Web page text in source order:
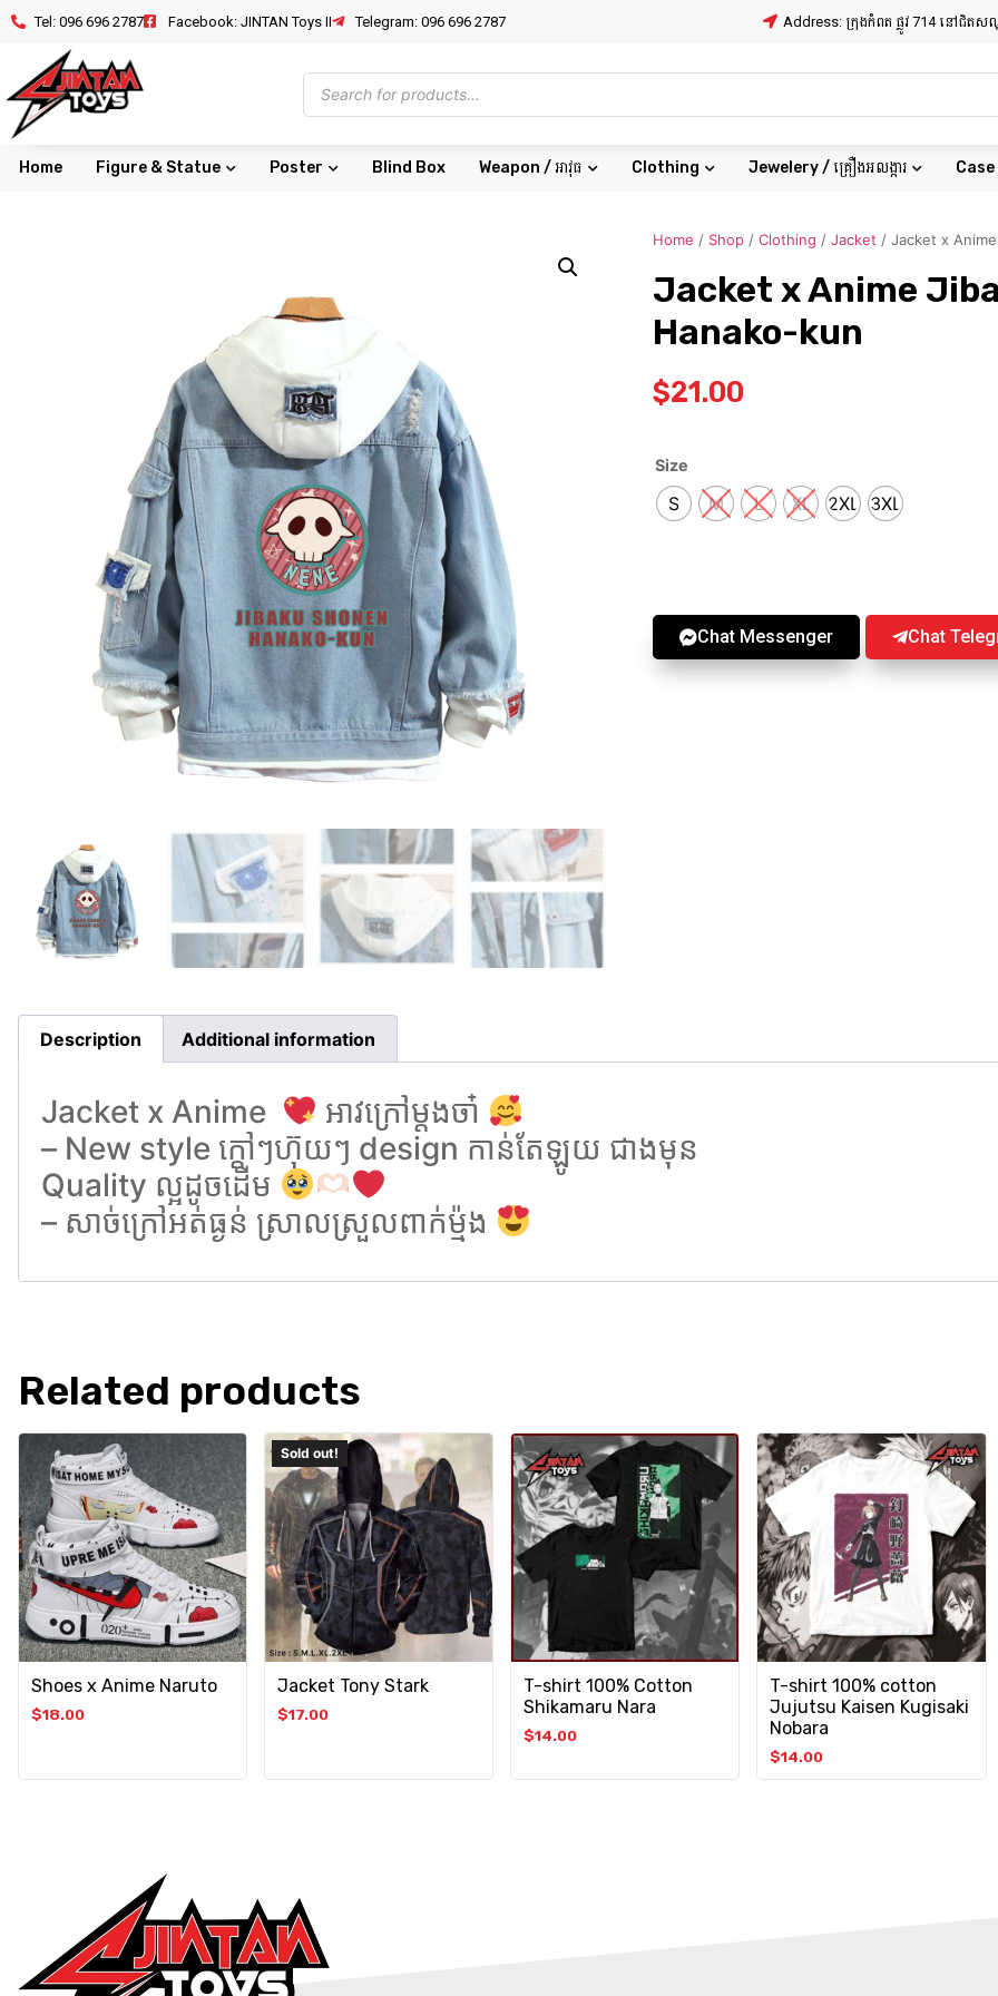
Tel: 096 696 2787 Facebook: JINTAN Toys II Telegram: 096 696 2787 Address: ក្រុងកំពត ផ្លូវ 714 នៅជិតស
Home Figure & Statue Poster Blind Box Weapon / អាវុធ Clothing Jewelery / គ្រឿងអលង្ការ Case
Home / Shop / Clothing / Jacket / Jacket x
Jacket x Anime
Hanako-kun
$21.00
Size
S M L XL 2XL 3XL
Chat Messenger Chat
Description Additional information
Jacket x Anime
អាវក្រៅម្តងចា៎
– New style ក្តៅៗហ៊ុយៗ design កាន់តែឡូយ ជាងមុន
Quality ល្អដូចដេីម
– សាច់ក្រៅអត់ធ្ងន់ ស្រាលស្រួលពាក់ម្ម៉ង
Related products
Shoes x Anime Naruto
$18.00
Jacket Tony Stark
$17.00
T-shirt 100% Cotton
Shikamaru Nara
$14.00
T-shirt 100% cotton
Jujutsu Kaisen Kugisaki
Nobara
$14.00